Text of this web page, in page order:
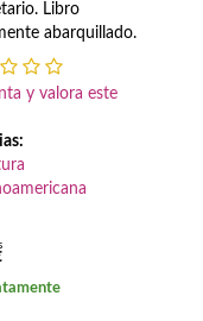
Libro
abarquillado.
y valora este